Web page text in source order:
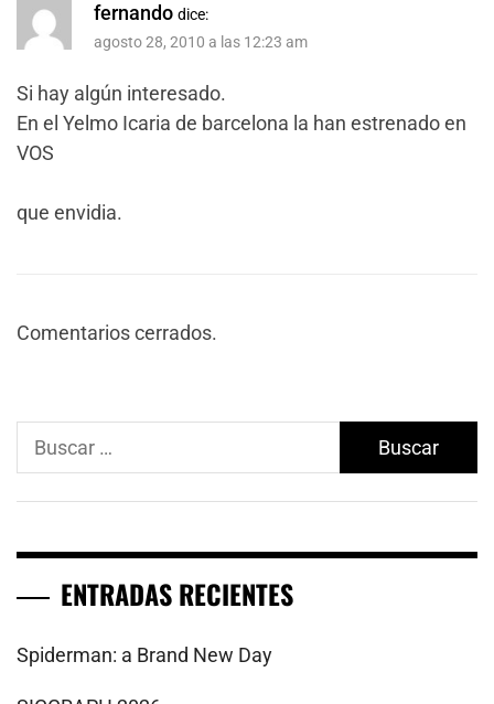
fernando dice:
agosto 28, 2010 a las 12:23 am
Si hay algún interesado.
En el Yelmo Icaria de barcelona la han estrenado en
VOS
que envidia.
Comentarios cerrados.
Buscar:
ENTRADAS RECIENTES
Spiderman: a Brand New Day